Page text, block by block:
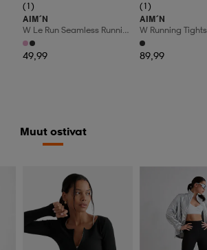
(1)
AIM´N
W Le Run Seamless Running
T-Shirt
49,99
(1)
AIM´N
W Running Tights
89,99
Muut ostivat